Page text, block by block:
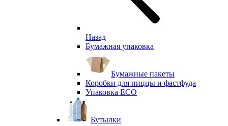
Назад
Бумажная упаковка
Бумажные пакеты
Коробки для пиццы и фастфуда
Упаковка ECO
Бутылки